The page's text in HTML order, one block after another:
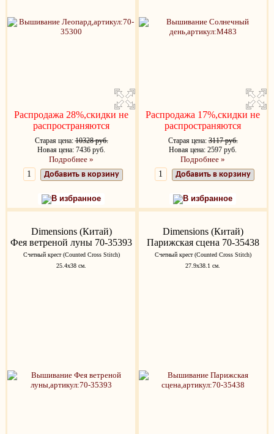
Распродажа 28%,скидки не
распространяются
Старая цена:10328 руб.
Новая цена: 7436 руб.
Подробнее »
Добавить в корзину
В избранное
Распродажа 17%,скидки не
распространяются
Старая цена:3117 руб.
Новая цена: 2597 руб.
Подробнее »
Добавить в корзину
В избранное
Dimensions (Китай)
Фея ветреной луны 70-35393
Счетный крест (Counted Cross Stitch)
25.4х38 см.
Dimensions (Китай)
Парижская сцена 70-35438
Счетный крест (Counted Cross Stitch)
27.9х38.1 см.